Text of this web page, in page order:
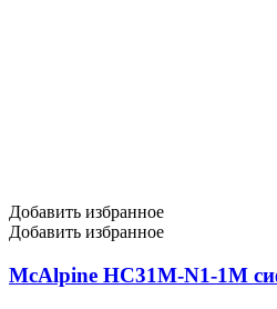
Добавить избранное
Добавить избранное
McAlpine HC31M-N1-1M